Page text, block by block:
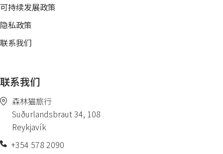
可持续发展政策
隐私政策
联系我们
联系我们
森林猫旅行
Suðurlandsbraut 34, 108
Reykjavík
+354 578 2090